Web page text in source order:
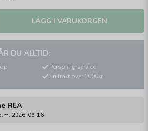
LÄGG I VARUKORGEN
DU ALLTID:
Personlig service
Fri frakt över 1000kr
REA
2026-08-16